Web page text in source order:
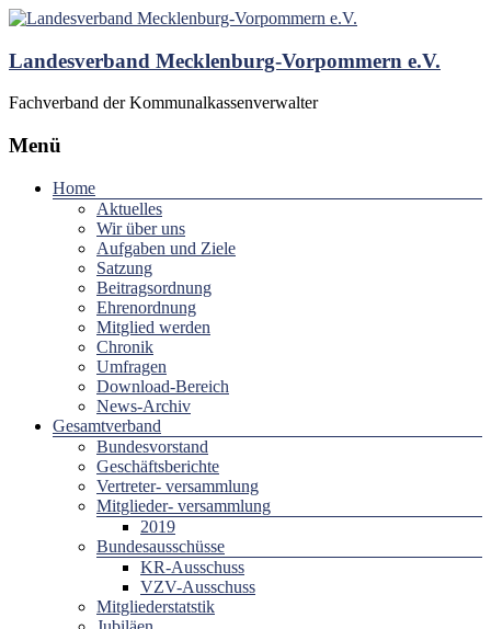
Landesverband Mecklenburg-Vorpommern e.V.
Fachverband der Kommunalkassenverwalter
Menü
Home
Aktuelles
Wir über uns
Aufgaben und Ziele
Satzung
Beitragsordnung
Ehrenordnung
Mitglied werden
Chronik
Umfragen
Download-Bereich
News-Archiv
Gesamtverband
Bundesvorstand
Geschäftsberichte
Vertreter- versammlung
Mitglieder- versammlung
2019
Bundesausschüsse
KR-Ausschuss
VZV-Ausschuss
Mitgliederstatstik